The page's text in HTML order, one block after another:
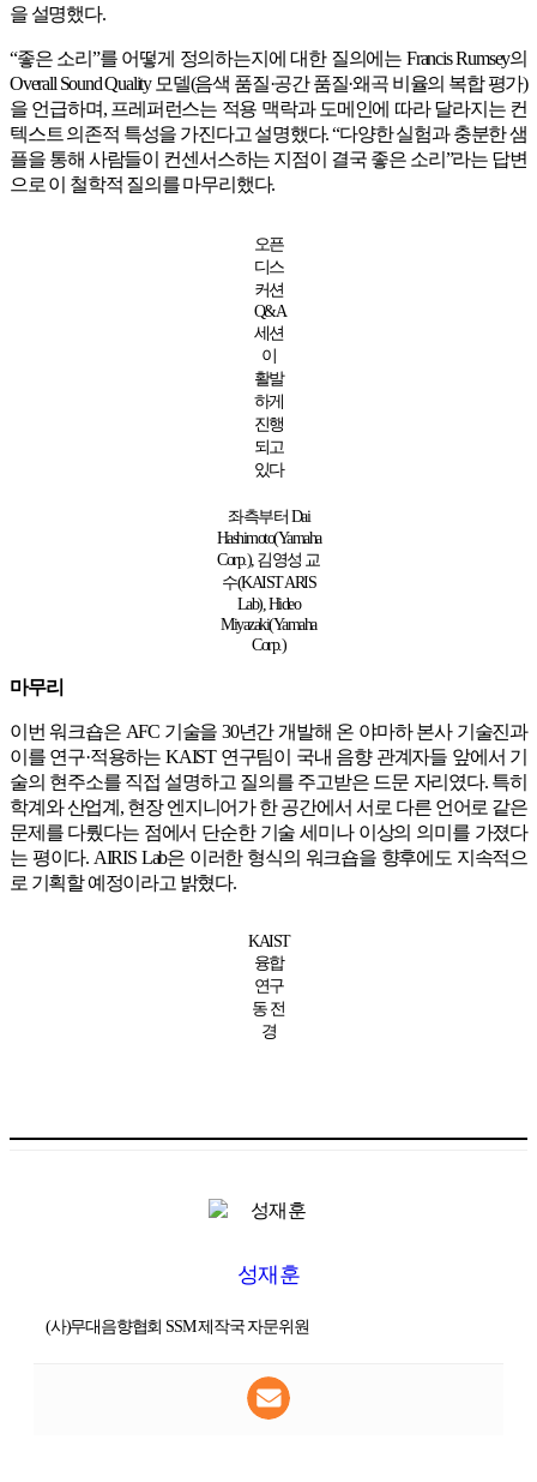
을 설명했다.
“좋은 소리”를 어떻게 정의하는지에 대한 질의에는 Francis Rumsey의
Overall Sound Quality 모델(음색 품질·공간 품질·왜곡 비율의 복합 평가)
을 언급하며, 프레퍼런스는 적용 맥락과 도메인에 따라 달라지는 컨
텍스트 의존적 특성을 가진다고 설명했다. “다양한 실험과 충분한 샘
플을 통해 사람들이 컨센서스하는 지점이 결국 좋은 소리”라는 답변
으로 이 철학적 질의를 마무리했다.
오픈
디스
커션
Q&A
세션
이
활발
하게
진행
되고
있다
좌측부터 Dai
Hashimoto(Yamaha
Corp.), 김영성 교
수(KAIST ARIS
Lab), Hideo
Miyazaki(Yamaha
Corp.)
마무리
이번 워크숍은 AFC 기술을 30년간 개발해 온 야마하 본사 기술진과
이를 연구·적용하는 KAIST 연구팀이 국내 음향 관계자들 앞에서 기
술의 현주소를 직접 설명하고 질의를 주고받은 드문 자리였다. 특히
학계와 산업계, 현장 엔지니어가 한 공간에서 서로 다른 언어로 같은
문제를 다뤘다는 점에서 단순한 기술 세미나 이상의 의미를 가졌다
는 평이다. AIRIS Lab은 이러한 형식의 워크숍을 향후에도 지속적으
로 기획할 예정이라고 밝혔다.
KAIST
융합
연구
동 전
경
성재훈
(사)무대음향협회 SSM 제작국 자문위원